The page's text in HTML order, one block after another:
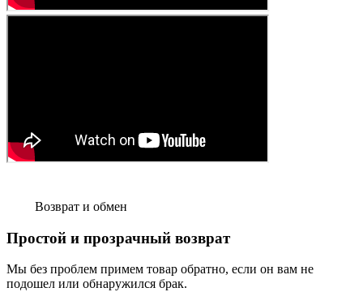
Возврат и обмен
Простой и прозрачный возврат
Мы без проблем примем товар обратно, если он вам не
подошел или обнаружился брак.